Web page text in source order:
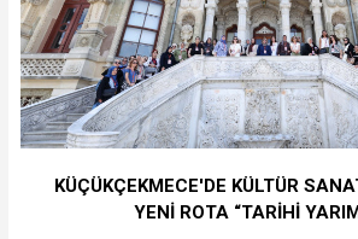
KÜÇÜKÇEKMECE'DE KÜLTÜR
YENİ ROTA “TARİHİ